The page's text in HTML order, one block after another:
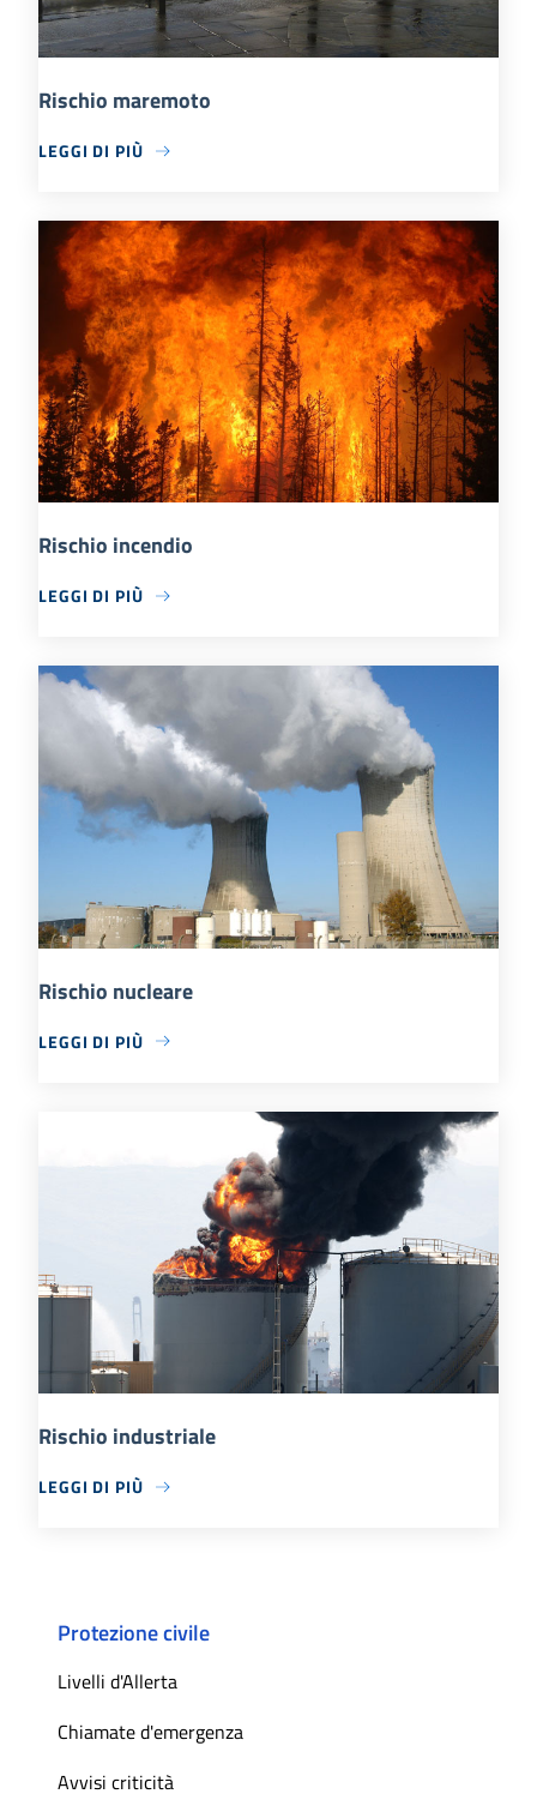
Rischio maremoto
LEGGI DI PIÙ
Rischio incendio
LEGGI DI PIÙ
Rischio nucleare
LEGGI DI PIÙ
Rischio industriale
LEGGI DI PIÙ
Protezione civile
Livelli d'Allerta
Chiamate d'emergenza
Avvisi criticità